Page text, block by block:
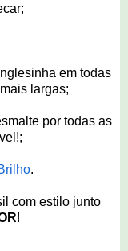
em todas
largas;
por todas as
.
com estilo junto
!